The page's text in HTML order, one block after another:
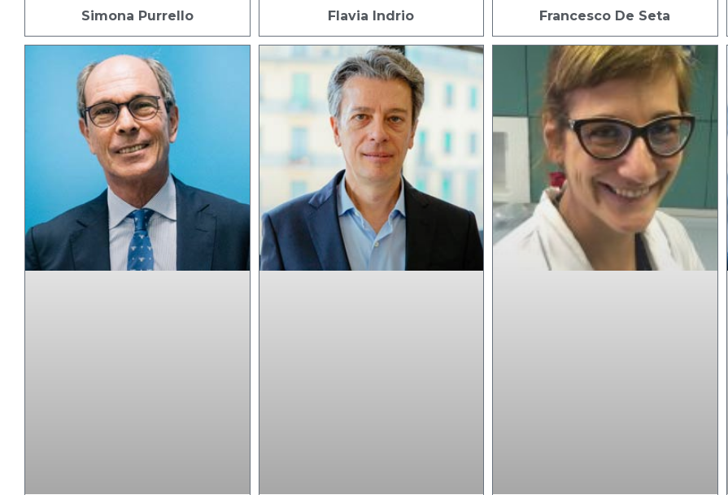
Simona Purrello Flavia Indrio Francesco De Seta